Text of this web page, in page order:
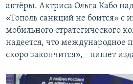
актёры. Актриса Ольга Кабо
«Тополь санкций не боится» с
мобильного стратегического
надеется, что международное
скоро закончится», - пишет